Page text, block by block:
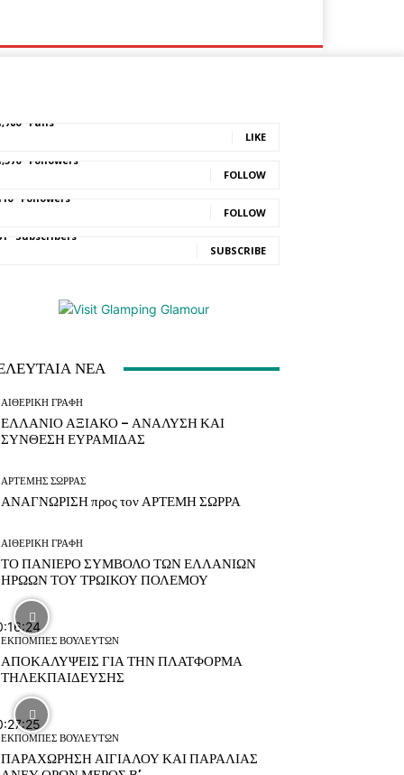
1,780
Fans
LIKE
1,570
Followers
FOLLOW
110
Followers
FOLLOW
Subscribers
SUBSCRIBE
ΝΕΑ
ΑΙΘΕΡΙΚΗ ΓΡΑΦΗ
ΕΛΛΑΝΙΟ ΑΞΙΑΚΟ – ΑΝΑΛΥΣΗ ΚΑΙ
ΣΥΝΘΕΣΗ ΕΥΡΑΜΙΔΑΣ
ΑΡΤΕΜΗΣ ΣΩΡΡΑΣ
ΑΝΑΓΝΩΡΙΣΗ προς τον ΑΡΤΕΜΗ ΣΩΡΡΑ
ΑΙΘΕΡΙΚΗ ΓΡΑΦΗ
ΤΟ ΠΑΝΙΕΡΟ ΣΥΜΒΟΛΟ ΤΩΝ ΕΛΛΑΝΙΩΝ
ΗΡΩΩΝ ΤΟΥ ΤΡΩΙΚΟΥ ΠΟΛΕΜΟΥ
ΕΚΠΟΜΠΕΣ ΒΟΥΛΕΥΤΩΝ
ΑΠΟΚΑΛΥΨΕΙΣ ΓΙΑ ΤΗΝ ΠΛΑΤΦΟΡΜΑ
ΤΗΛΕΚΠΑΙΔΕΥΣΗΣ
ΕΚΠΟΜΠΕΣ ΒΟΥΛΕΥΤΩΝ
ΠΑΡΑΧΩΡΗΣΗ ΑΙΓΙΑΛΟΥ ΚΑΙ ΠΑΡΑΛΙΑΣ